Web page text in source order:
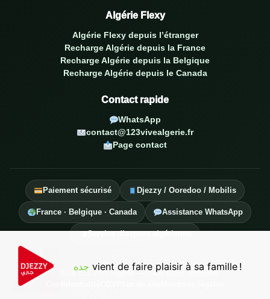
Algérie Flexy
Algérie Flexy depuis l’étranger
Recharge Algérie depuis la France
Recharge Algérie depuis la Belgique
Recharge Algérie depuis le Canada
Contact rapide
WhatsApp
contact@123vivealgerie.fr
Page contact
Paiement sécurisé Djezzy / Ooredoo / Mobilis
France · Belgique · Canada Assistance WhatsApp
© 2026 123 Vive Algérie — Tous droits réservés.
جده vient de faire plaisir à sa famille !